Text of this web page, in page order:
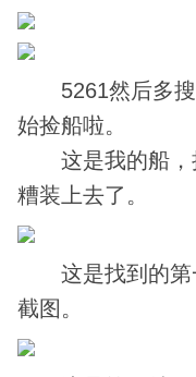
5261然后多搜
始捡船啦。
这是我的船，
糟装上去了。
这是找到的第
截图。